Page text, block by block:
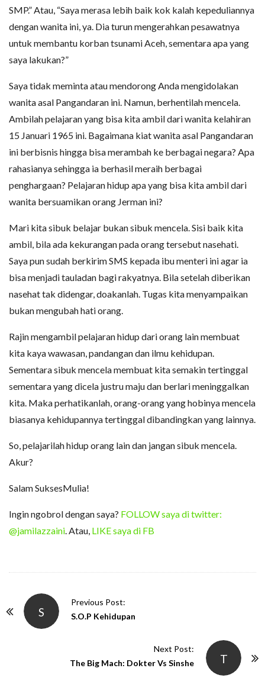
SMP.” Atau, “Saya merasa lebih baik kok kalah kepeduliannya
dengan wanita ini, ya. Dia turun mengerahkan pesawatnya
untuk membantu korban tsunami Aceh, sementara apa yang
saya lakukan?”
Saya tidak meminta atau mendorong Anda mengidolakan
wanita asal Pangandaran ini. Namun, berhentilah mencela.
Ambilah pelajaran yang bisa kita ambil dari wanita kelahiran
15 Januari 1965 ini. Bagaimana kiat wanita asal Pangandaran
ini berbisnis hingga bisa merambah ke berbagai negara? Apa
rahasianya sehingga ia berhasil meraih berbagai
penghargaan? Pelajaran hidup apa yang bisa kita ambil dari
wanita bersuamikan orang Jerman ini?
Mari kita sibuk belajar bukan sibuk mencela. Sisi baik kita
ambil, bila ada kekurangan pada orang tersebut nasehati.
Saya pun sudah berkirim SMS kepada ibu menteri ini agar ia
bisa menjadi tauladan bagi rakyatnya. Bila setelah diberikan
nasehat tak didengar, doakanlah. Tugas kita menyampaikan
bukan mengubah hati orang.
Rajin mengambil pelajaran hidup dari orang lain membuat
kita kaya wawasan, pandangan dan ilmu kehidupan.
Sementara sibuk mencela membuat kita semakin tertinggal
sementara yang dicela justru maju dan berlari meninggalkan
kita. Maka perhatikanlah, orang-orang yang hobinya mencela
biasanya kehidupannya tertinggal dibandingkan yang lainnya.
So, pelajarilah hidup orang lain dan jangan sibuk mencela.
Akur?
Salam SuksesMulia!
Ingin ngobrol dengan saya? FOLLOW saya di twitter:
@jamilazzaini. Atau, LIKE saya di FB
S
Previous Post:
S.O.P Kehidupan
T
Next Post:
The Big Mach: Dokter Vs Sinshe